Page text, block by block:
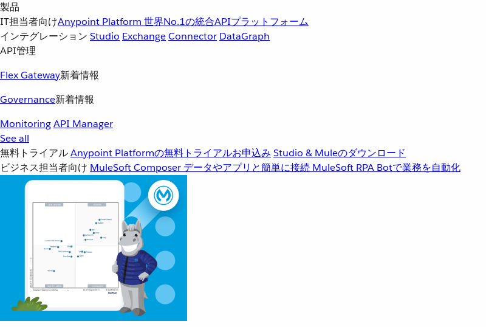
製品
IT担当者向けAnypoint Platform 世界No.1の統合APIプラットフォーム
インテグレーション Studio ExchangeConnector DataGraph
API管理
Flex Gateway新着情報
Governance新着情報
MonitoringAPI Manager
See all
無料トライアルAnypoint Platformの無料トライアルお申込み Studio & Muleのダウンロード
ビジネス担当者向け MuleSoft Composer データやアプリと簡単に接続 MuleSoft RPA Botで業務を自動化